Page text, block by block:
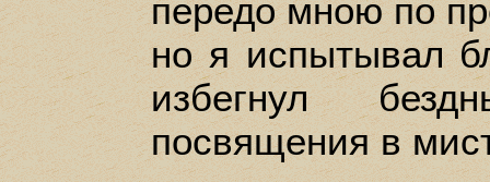
передо мною по
но я испытывал
избегнул
посвящения в